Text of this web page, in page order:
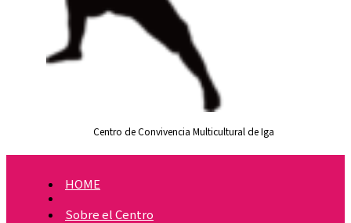
Centro de Convivencia Multicultural de Iga
HOME
Sobre el Centro